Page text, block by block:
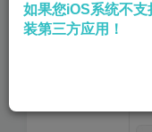
如果您iOS系统不
装第三方应用！